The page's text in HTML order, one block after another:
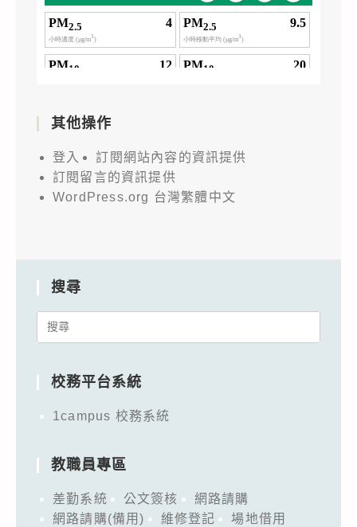
其他操作
登入
訂閱網站內容的資訊提供
訂閱留言的資訊提供
WordPress.org 台灣繁體中文
搜尋
Search
校務平台系統
1campus 校務系統
教職員專區
差勤系統 公文簽核
網路請購
網路請購(備用)
維修登記
場地借用